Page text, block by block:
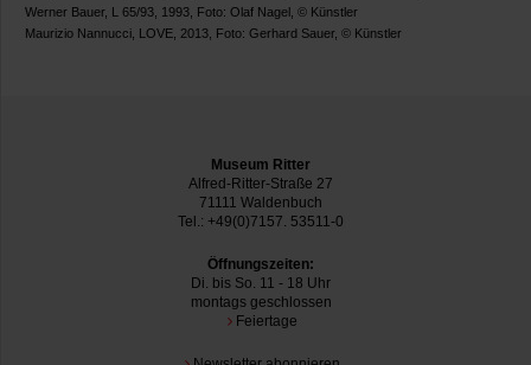
Werner Bauer, L 65/93, 1993, Foto: Olaf Nagel, © Künstler
Maurizio Nannucci, LOVE, 2013, Foto: Gerhard Sauer, © Künstler
Museum Ritter
Alfred-Ritter-Straße 27
71111 Waldenbuch
Tel.: +49(0)7157. 53511-0
Öffnungszeiten:
Di. bis So. 11 - 18 Uhr
montags geschlossen
Feiertage